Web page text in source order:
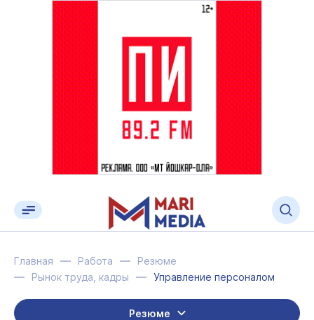
Главная Работа
Резюме
Рынок труда, кадры
Управление персоналом
Резюме